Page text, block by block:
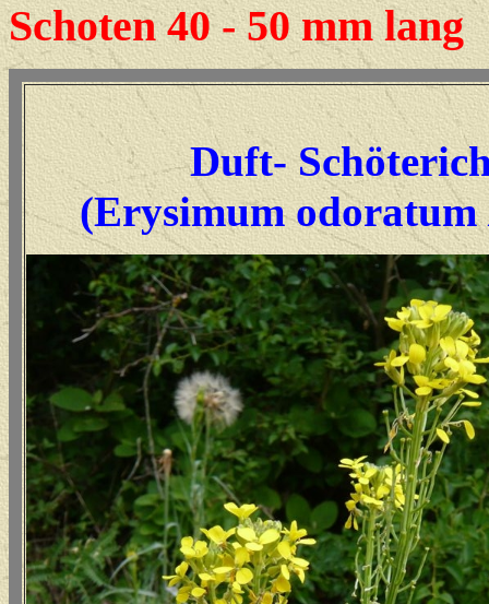
Schoten 40 - 50 mm lang
Duft-
(Erysimum odoratum